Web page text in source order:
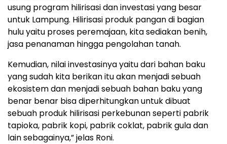
usung program hilirisasi dan investasi yang besar
untuk Lampung. Hilirisasi produk pangan di bagian
hulu yaitu proses peremajaan, kita sediakan benih,
jasa penanaman hingga pengolahan tanah.
Kemudian, nilai investasinya yaitu dari bahan baku
yang sudah kita berikan itu akan menjadi sebuah
ekosistem dan menjadi sebuah bahan baku yang
benar benar bisa diperhitungkan untuk dibuat
sebuah produk hilirisasi perkebunan seperti pabrik
tapioka, pabrik kopi, pabrik coklat, pabrik gula dan
lain sebagainya,” jelas Roni.